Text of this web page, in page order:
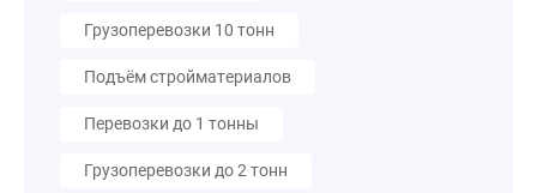
Грузоперевозки 10 тонн
Подъём стройматериалов
Перевозки до 1 тонны
Грузоперевозки до 2 тонн